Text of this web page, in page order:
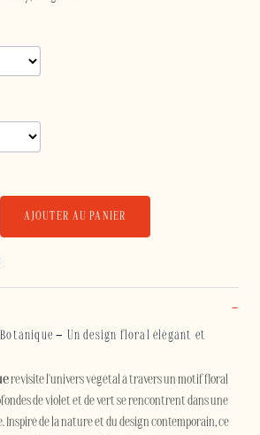
AJOUTER AU PANIER
– Un design floral élégant et
revisite l'univers végétal à travers un motif floral
de violet et de vert se rencontrent dans une
Inspiré de la nature et du design contemporain, ce